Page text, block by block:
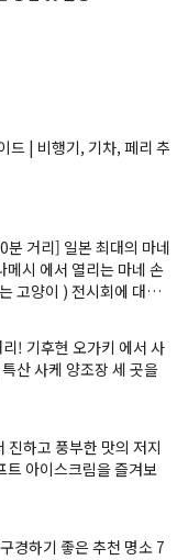
드 | 비행기, 기차, 페리 추
분 거리] 일본 최대의 마네
메시 에서 열리는 마네 손
고양이 ) 전시회에 대한
! 기후현 오가키 에서 사
산 사케 양조장 세 곳을
하고 풍부한 맛의 저지
트 아이스크림을 즐겨보
경하기 좋은 추천 명소 7